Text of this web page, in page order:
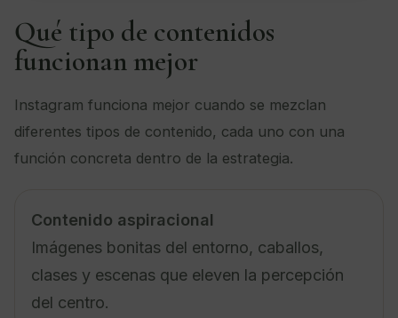
Qué tipo de contenidos
funcionan mejor
Instagram funciona mejor cuando se mezclan
diferentes tipos de contenido, cada uno con una
función concreta dentro de la estrategia.
Contenido aspiracional
Imágenes bonitas del entorno, caballos,
clases y escenas que eleven la percepción
del centro.